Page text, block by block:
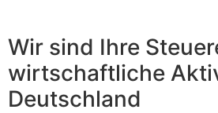
Wir sind Ihre
wirtschaftliche
Deutschland